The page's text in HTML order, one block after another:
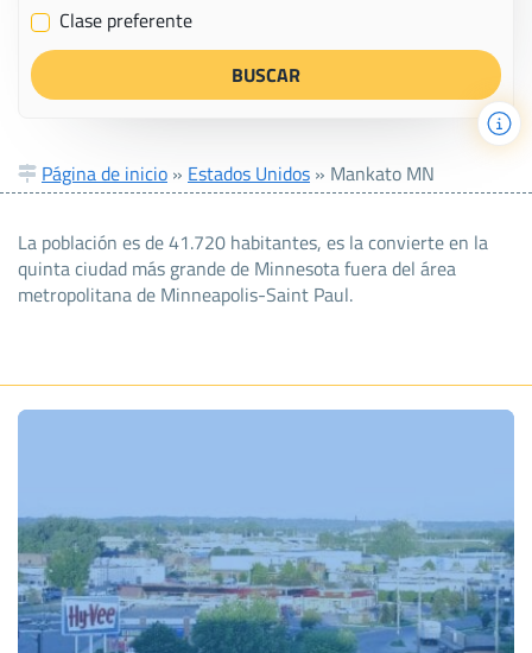
✔ Clase preferente
Página de inicio » Estados Unidos » Mankato MN
La población es de 41.720 habitantes, es la convierte en la
quinta ciudad más grande de Minnesota fuera del área
metropolitana de Minneapolis-Saint Paul.